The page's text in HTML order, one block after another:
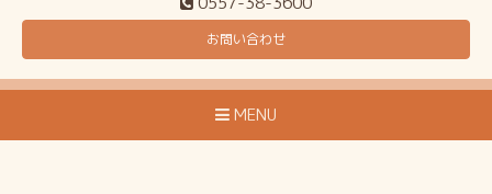
お問い合わせ
MENU